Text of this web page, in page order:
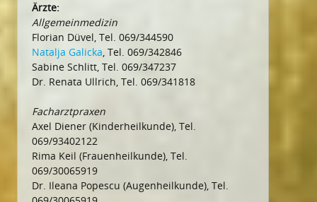
Ärzte:
Allgemeinmedizin
Florian Düvel, Tel. 069/344590
Natalja Galicka, Tel. 069/342846
Sabine Schlitt, Tel. 069/347237
Dr. Renata Ullrich, Tel. 069/341818
Facharztpraxen
Axel Diener (Kinderheilkunde), Tel.
069/93402122
Rima Keil (Frauenheilkunde), Tel.
069/30065919
Dr. Ileana Popescu (Augenheilkunde), Tel.